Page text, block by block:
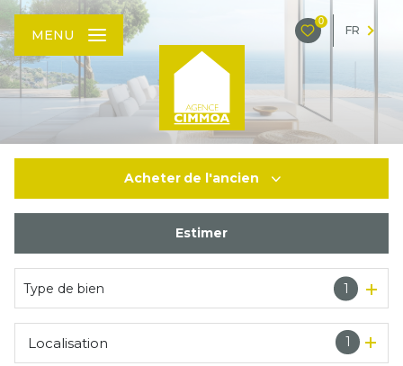
0
FR
MENU
Acheter de l'ancien
Estimer
Type de bien 1
1
Localisation